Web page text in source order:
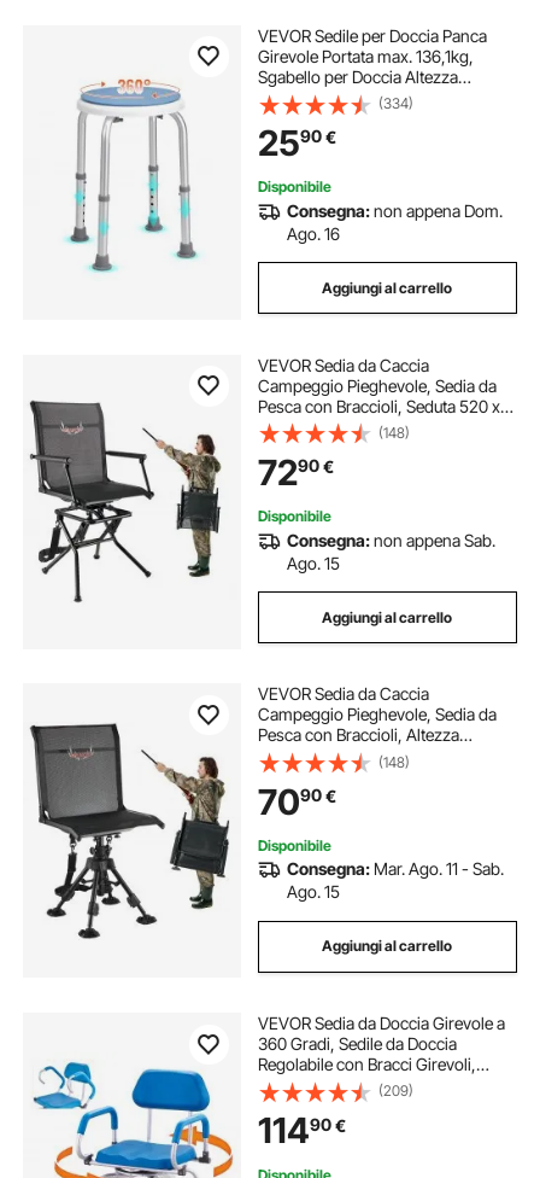
VEVOR Sedile per Doccia Panca
Girevole Portata max. 136,1kg,
Sgabello per Doccia Altezza
Regolabile 360-485mm, Sedia da
Bagno Doccia in Alluminio PE
Sgabello Girevole 360° Bagno
Piedini Antiscivoli
(334)
2590€
Disponibile
Consegna:non appena Dom.
Ago. 16
Aggiungi al carrello
VEVOR Sedia da Caccia
Campeggio Pieghevole, Sedia da
Pesca con Braccioli, Seduta 520 x
530 x 930 mm Capacità di Carico
136 kg, Rotazione Silenziosa a 360°,
Picnic, Giardino, Esterno
(148)
7290€
Disponibile
Consegna:non appena Sab.
Ago. 15
Aggiungi al carrello
VEVOR Sedia da Caccia
Campeggio Pieghevole, Sedia da
Pesca con Braccioli, Altezza
Regolabile Capacità Carico 158 kg,
Sedile Rotazione 360°, Altezza
Seduta 420-625 mm, Giardino,
Esterno
(148)
7090€
Disponibile
Consegna: Mar. Ago. 11 - Sab.
Ago. 15
Aggiungi al carrello
VEVOR Sedia da Doccia Girevole a
360 Gradi, Sedile da Doccia
Regolabile con Bracci Girevoli,
Sedile Bagno Imbottito per Doccia,
Sedia Bagno Girevole Antiscivolo
per Anziani Disabili, Capacità 135
kg
(209)
11490€